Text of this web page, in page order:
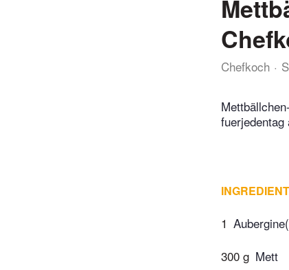
Chefkoch
1
300 g Mett